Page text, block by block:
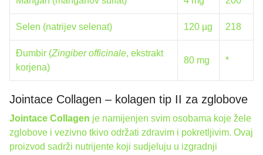
Selen (natrijev selenat) 120 µg 218
Đumbir (Zingiber officinale, ekstrakt
korjena)
80 mg *
Jointace Collagen – kolagen tip II za zglobove
Jointace Collagen je namijenjen svim osobama koje žele
zglobove i vezivno tkivo održati zdravim i pokretljivim. Ovaj
proizvod sadrži nutrijente koji sudjeluju u izgradnji